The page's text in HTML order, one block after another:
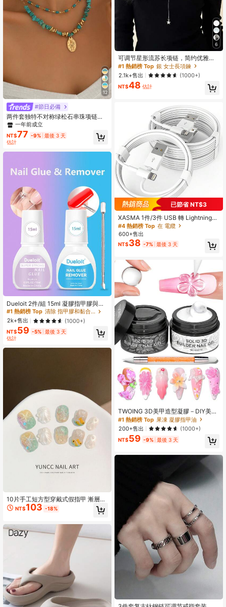
12
#節日必備
两件套独特不对称绿松石串珠项链，
金合金吊坠项链，时尚女式首饰，适
合日常佩戴、派对、音乐节等场合。
链长可调节。
一年前成立
NT$77 -9% 最後 3 天
估計
Dueloit 2件/組 15ml 凝膠指甲膠與卸
甲液套組，包含 15ml 超強力凝膠指甲
膠（適用於壓克力假指甲）、15ml 快
速卸甲液附指緣推棒，隨機顏色
#1 熱銷榜 Top
清除 指甲膠和黏合劑
2k+售出
(1000+)
NT$59 -5% 最後 3 天
估計
10片手工短方型穿戴式假指甲 漸層幻
彩果凍底 3D貝殼珍珠海星 手繪金魚
美人魚海洋主題 光澤可重複使用 夏季
NT$103 -18%
6
可调节星形流苏长项链，简约优雅女
士毛衣链
#1 熱銷榜 Top
回購率高的顧客
#1 熱銷榜 Top 銀 女士長項鍊
回購率高的顧客
#1 熱銷榜 Top 銀 女士長項鍊
回購率高的顧客
#1 熱銷榜 Top 銀 女士長項鍊
回購率高的顧客
2.1k+售出 (1000+)
NT$48 估計
已節省 NT$3
XASMA 1件/3件 USB 轉 Lightning
充電線，相容於 14/13/12/11 Pro Ma
x/XR/XS/X/8/7/6 Plus/SE 及其他裝置
#4 熱銷榜 Top 在 電纜
600+售出
NT$38 -7% 最後 3 天
TWOING 3D美甲造型凝膠－DIY美甲
設計雕塑與塑形凝膠，適合彩繪、3D
裝飾與萬聖節美甲，UV LED固化建築
凝膠美甲延長，不黏手且多用途，熱
銷款
#1 熱銷榜 Top
果凍 凝膠指甲油
回購率高的顧客
#1 熱銷榜 Top 果凍 凝膠指甲油
回購率高的顧客
#1 熱銷榜 Top 果凍 凝膠指甲油
回購率高的顧客
#1 熱銷榜 Top 果凍 凝膠指甲油
回購率高的顧客
200+售出 (1000+)
NT$59 -9% 最後 3 天